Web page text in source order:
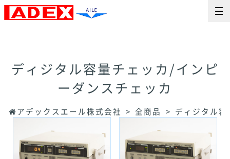
ディジタル容量チェッカ/インピ
ーダンスチェッカ
アデックスエール株式会社 全商品 ディジタル